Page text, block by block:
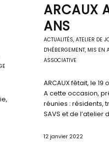
ARCAUX
ANS
ACTUALITÉS, ATELIER DE
D'HÉBERGEMENT, MIS EN
ASSOCIATIVE
ARCAUX fêtait, le
A cette occasion,
réunies : résidents,
SAVS et de l’atelier
12 janvier 2022